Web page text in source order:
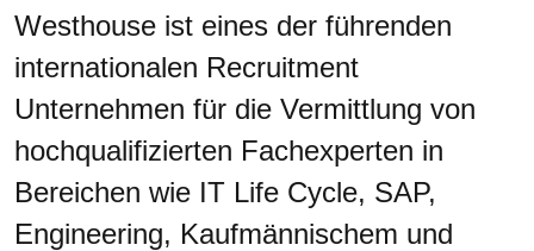
Westhouse ist eines der führenden
internationalen Recruitment
Unternehmen für die Vermittlung von
hochqualifizierten Fachexperten in
Bereichen wie IT Life Cycle, SAP,
Engineering, Kaufmännischem und